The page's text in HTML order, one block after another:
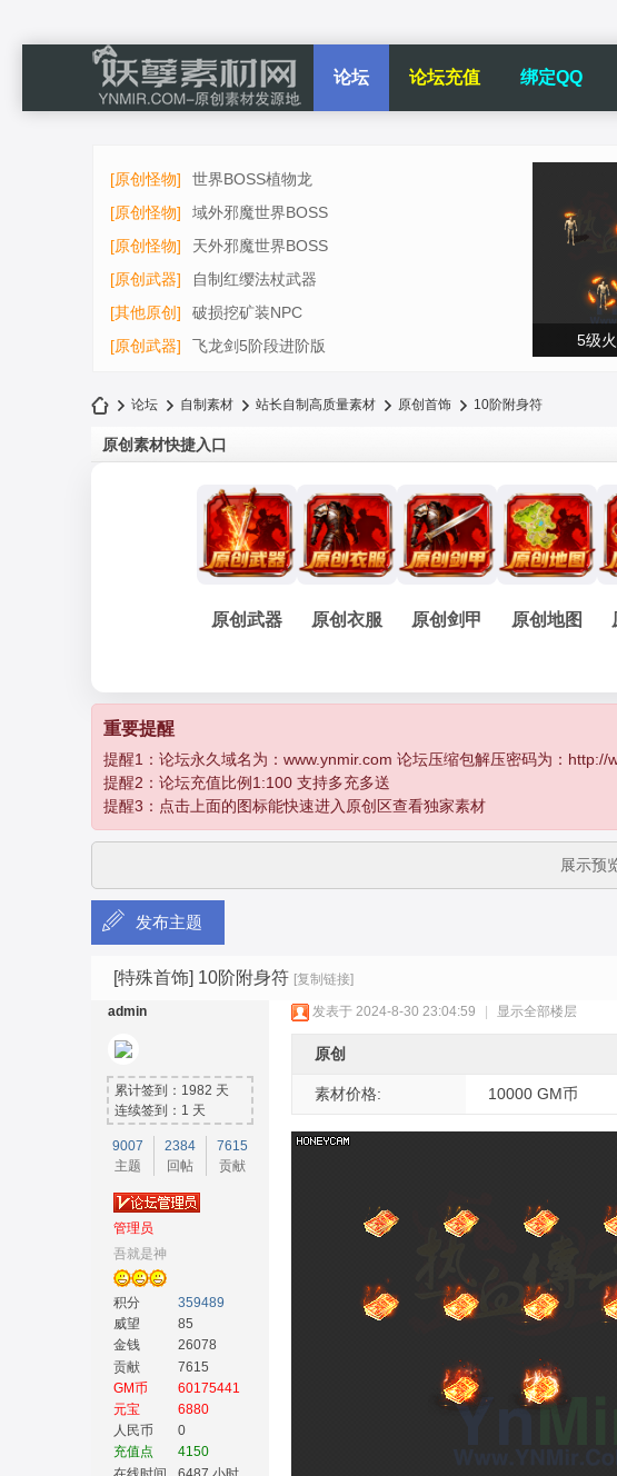
论坛 论坛充值 绑定QQ
[原创怪物]
世界BOSS植物龙
[原创怪物]
域外邪魔世界BOSS
[原创怪物]
天外邪魔世界BOSS
[原创武器]
自制红缨法杖武器
[其他原创]
破损挖矿装NPC
[原创武器]
飞龙剑5阶段进阶版 5级
孽
传
论坛 自制素材
›
站长自制高质量素材
›
原创首饰
›
10阶附身符
原创素材快捷入口
原创武器 原创衣服 原创剑甲 原创地图
重要提醒
提醒1：论坛永久域名为：www.ynmir.com 论坛压缩包解压密码为：http://
提醒2：论坛充值比例1:100 支持多充多送
提醒3：点击上面的图标能快速进入原创区查看独家素材
展示预
发布主题
[特殊首饰] 10阶附身符 [复制链接]
admin
累计签到：1982 天
连续签到：1 天
9007
主题
2384
回帖
7615
贡献
管理员
吾就是神
积分
359489
威望
85
金钱
26078
贡献
7615
GM币
60175441
元宝
6880
人民币
0
充值点
4150
发表于 2024-8-30 23:04:59 显示全部楼层
原创
素材价格: 10000 GM币